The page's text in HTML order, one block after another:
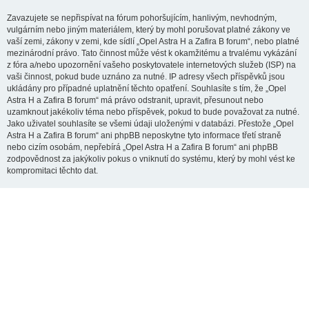
Zavazujete se nepřispívat na fórum pohoršujícím, hanlivým, nevhodným,
vulgárním nebo jiným materiálem, který by mohl porušovat platné zákony ve
vaší zemi, zákony v zemi, kde sídlí „Opel Astra H a Zafira B forum“, nebo platné
mezinárodní právo. Tato činnost může vést k okamžitému a trvalému vykázání
z fóra a/nebo upozornění vašeho poskytovatele internetových služeb (ISP) na
vaši činnost, pokud bude uznáno za nutné. IP adresy všech příspěvků jsou
ukládány pro případné uplatnění těchto opatření. Souhlasíte s tím, že „Opel
Astra H a Zafira B forum“ má právo odstranit, upravit, přesunout nebo
uzamknout jakékoliv téma nebo příspěvek, pokud to bude považovat za nutné.
Jako uživatel souhlasíte se všemi údaji uloženými v databázi. Přestože „Opel
Astra H a Zafira B forum“ ani phpBB neposkytne tyto informace třetí straně
nebo cizím osobám, nepřebírá „Opel Astra H a Zafira B forum“ ani phpBB
zodpovědnost za jakýkoliv pokus o vniknutí do systému, který by mohl vést ke
kompromitaci těchto dat.